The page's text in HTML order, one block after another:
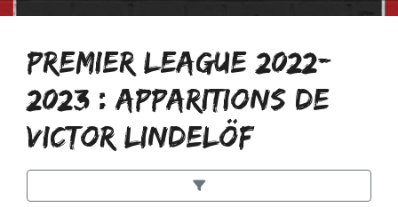
PREMIER LEAGUE 2022-
2023 : APPARITIONS DE
VICTOR LINDELÖF